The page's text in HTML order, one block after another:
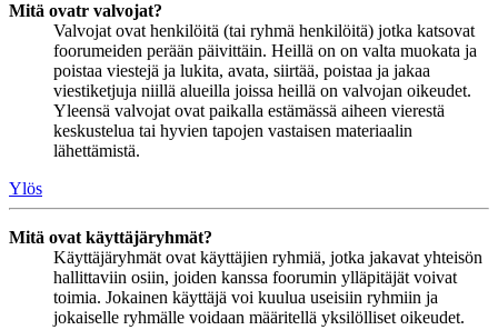
Mitä ovatr valvojat?
Valvojat ovat henkilöitä (tai ryhmä henkilöitä) jotka katsovat
foorumeiden perään päivittäin. Heillä on on valta muokata ja
poistaa viestejä ja lukita, avata, siirtää, poistaa ja jakaa
viestiketjuja niillä alueilla joissa heillä on valvojan oikeudet.
Yleensä valvojat ovat paikalla estämässä aiheen vierestä
keskustelua tai hyvien tapojen vastaisen materiaalin
lähettämistä.
Ylös
Mitä ovat käyttäjäryhmät?
Käyttäjäryhmät ovat käyttäjien ryhmiä, jotka jakavat yhteisön
hallittaviin osiin, joiden kanssa foorumin ylläpitäjät voivat
toimia. Jokainen käyttäjä voi kuulua useisiin ryhmiin ja
jokaiselle ryhmälle voidaan määritellä yksilölliset oikeudet.